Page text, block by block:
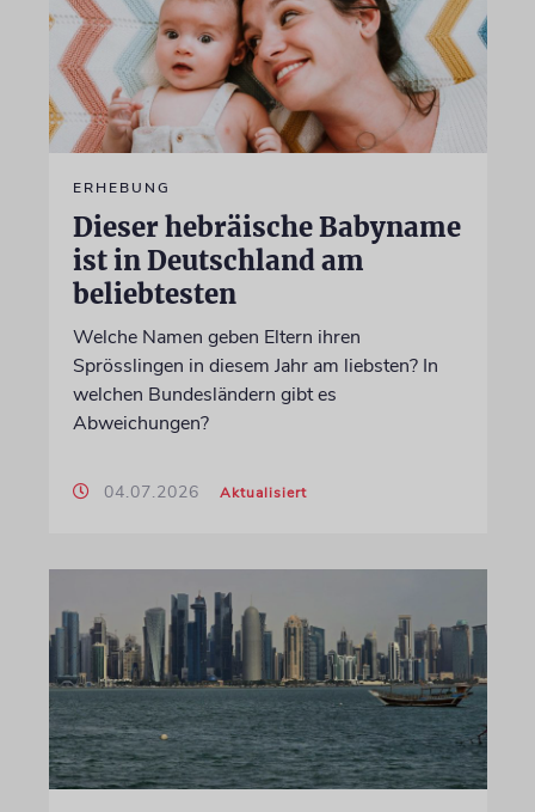
ERHEBUNG
Dieser hebräische Babyname
ist in Deutschland am
beliebtesten
Welche Namen geben Eltern ihren
Sprösslingen in diesem Jahr am liebsten? In
welchen Bundesländern gibt es
Abweichungen?
04.07.2026 Aktualisiert